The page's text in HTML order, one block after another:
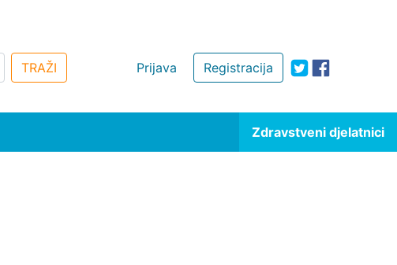
Registracija
Prijava
TRAŽI
Zdravstveni djelatnici